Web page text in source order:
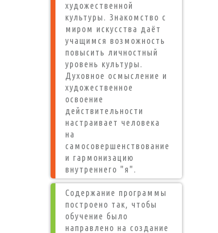
художественной
культуры. Знакомство с
миром искусства даёт
учащимся возможность
повысить личностный
уровень культуры.
Духовное осмысление и
художественное
освоение
действительности
настраивает человека
на
самосовершенствование
и гармонизацию
внутреннего "я".
Содержание программы
построено так, чтобы
обучение было
направлено на создание